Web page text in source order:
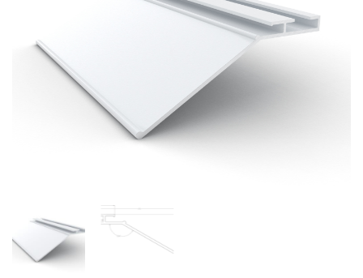
AL 30 SHARK
Alumiiniumprofiil AL 30 W SHARK on välja töötatud